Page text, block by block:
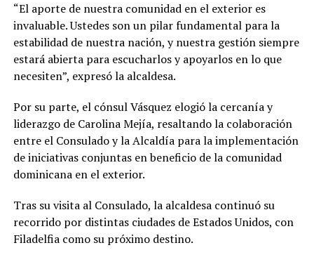
“El aporte de nuestra comunidad en el exterior es
invaluable. Ustedes son un pilar fundamental para la
estabilidad de nuestra nación, y nuestra gestión siempre
estará abierta para escucharlos y apoyarlos en lo que
necesiten”, expresó la alcaldesa.
Por su parte, el cónsul Vásquez elogió la cercanía y
liderazgo de Carolina Mejía, resaltando la colaboración
entre el Consulado y la Alcaldía para la implementación
de iniciativas conjuntas en beneficio de la comunidad
dominicana en el exterior.
Tras su visita al Consulado, la alcaldesa continuó su
recorrido por distintas ciudades de Estados Unidos, con
Filadelfia como su próximo destino.